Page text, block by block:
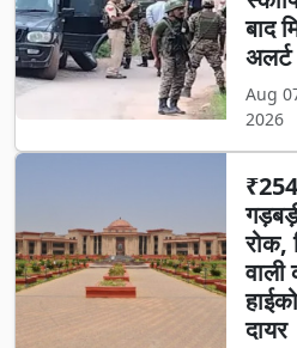
बाद
अलर्ट
Aug
2026
रोक,
वाली
दायर